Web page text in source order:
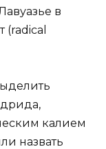
в
(radical
калием
назвать